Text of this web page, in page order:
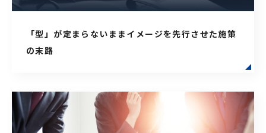
「型」が定まらないままイメージを先行させた施策
の末路